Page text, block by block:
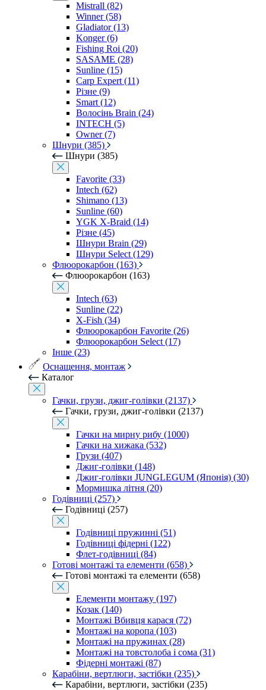
Mistrall (82)
Winner (58)
Gladiator (13)
Konger (6)
Fishing Roi (20)
SASAME (28)
Sunline (15)
Carp Expert (11)
Різне (9)
Smart (12)
Волосінь Brain (24)
INTECH (5)
Owner (7)
Шнури (385)
Шнури (385)
Favorite (33)
Intech (62)
Shimano (13)
Sunline (60)
YGK X-Braid (14)
Різне (45)
Шнури Brain (29)
Шнури Select (129)
Флюорокарбон (163)
Флюорокарбон (163)
Intech (63)
Sunline (22)
X-Fish (34)
Флюорокарбон Favorite (26)
Флюорокарбон Select (17)
Інше (23)
Оснащення, монтаж
Каталог
Гачки, грузи, джиг-голівки (2137)
Гачки, грузи, джиг-голівки (2137)
Гачки на мирну рибу (1000)
Гачки на хижака (532)
Грузи (407)
Джиг-голівки (148)
Джиг-голівки JUNGLEGUM (Японія) (30)
Мормишка літня (20)
Годівниці (257)
Годівниці (257)
Годівниці пружинні (51)
Годівниці фідерні (122)
Флет-годівниці (84)
Готові монтажі та елементи (658)
Готові монтажі та елементи (658)
Елементи монтажу (197)
Козак (140)
Монтажі Вбивця карася (72)
Монтажі на коропа (103)
Монтажі на пружинах (28)
Монтажі на товстолоба і сома (31)
Фідерні монтажі (87)
Карабіни, вертлюги, застібки (235)
Карабіни, вертлюги, застібки (235)